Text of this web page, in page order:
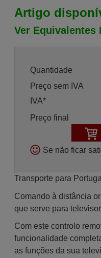
Artigo
Ver Equivalentes
Quantidade
Preço sem IVA
IVA*
Preço final
Se não ficar
Transporte para
Comando à distância
que serve para
Com este controlo
funcionalidade
as funções da sua